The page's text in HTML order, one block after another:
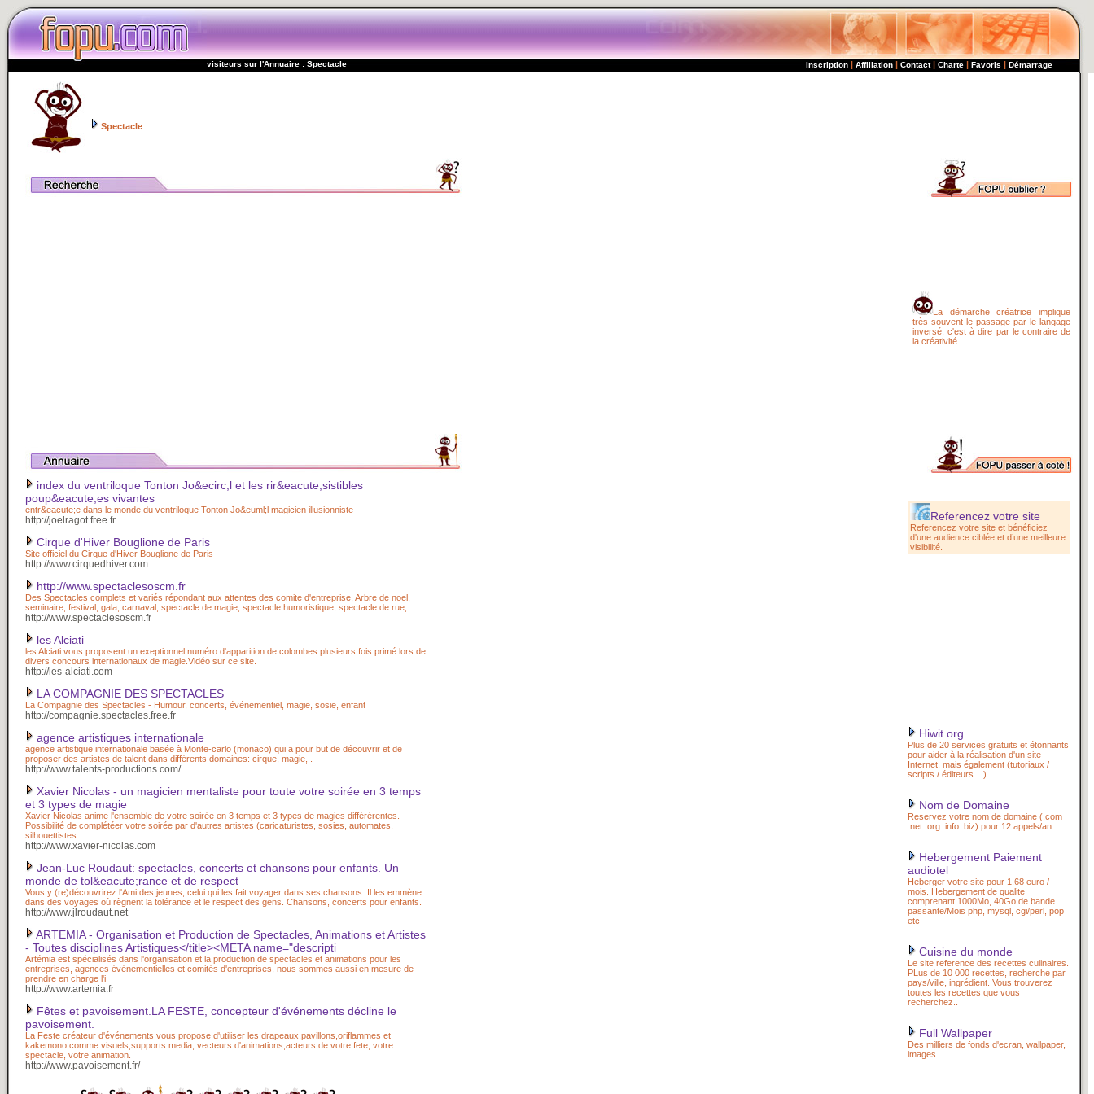
visiteurs sur l'Annuaire : Spectacle Inscription | Affiliation | Contact | Charte | Favoris | Démarrage
Spectacle
La démarche créatrice implique
très souvent le passage par le langage
inversé, c'est à dire par le contraire de
la créativité
index du ventriloque Tonton Jo&ecirc;l et les rir&eacute;sistibles
poup&eacute;es vivantes
entr&eacute;e dans le monde du ventriloque Tonton Jo&euml;l magicien illusionniste
http://joelragot.free.fr
Cirque d'Hiver Bouglione de Paris
Site officiel du Cirque d'Hiver Bouglione de Paris
http://www.cirquedhiver.com
http://www.spectaclesoscm.fr
Des Spectacles complets et variés répondant aux attentes des comite d'entreprise, Arbre de noel,
seminaire, festival, gala, carnaval, spectacle de magie, spectacle humoristique, spectacle de rue,
http://www.spectaclesoscm.fr
les Alciati
les Alciati vous proposent un exeptionnel numéro d'apparition de colombes plusieurs fois primé lors de
divers concours internationaux de magie.Vidéo sur ce site.
http://les-alciati.com
LA COMPAGNIE DES SPECTACLES
La Compagnie des Spectacles - Humour, concerts, événementiel, magie, sosie, enfant
http://compagnie.spectacles.free.fr
agence artistiques internationale
agence artistique internationale basée à Monte-carlo (monaco) qui a pour but de découvrir et de
proposer des artistes de talent dans différents domaines: cirque, magie, .
http://www.talents-productions.com/
Xavier Nicolas - un magicien mentaliste pour toute votre soirée en 3 temps
et 3 types de magie
Xavier Nicolas anime l'ensemble de votre soirée en 3 temps et 3 types de magies différérentes.
Possibilité de complétéer votre soirée par d'autres artistes (caricaturistes, sosies, automates,
silhouettistes
http://www.xavier-nicolas.com
Jean-Luc Roudaut: spectacles, concerts et chansons pour enfants. Un
monde de tol&eacute;rance et de respect
Vous y (re)découvrirez l'Ami des jeunes, celui qui les fait voyager dans ses chansons. Il les emmène
dans des voyages où règnent la tolérance et le respect des gens. Chansons, concerts pour enfants.
http://www.jlroudaut.net
ARTEMIA - Organisation et Production de Spectacles, Animations et Artistes
- Toutes disciplines Artistiques</title><META name="descripti
Artémia est spécialisés dans l'organisation et la production de spectacles et animations pour les
entreprises, agences événementielles et comités d'entreprises, nous sommes aussi en mesure de
prendre en charge l'i
http://www.artemia.fr
Fêtes et pavoisement.LA FESTE, concepteur d'événements décline le
pavoisement.
La Feste créateur d'événements vous propose d'utiliser les drapeaux,pavillons,oriflammes et
kakemono comme visuels,supports media, vecteurs d'animations,acteurs de votre fete, votre
spectacle, votre animation.
http://www.pavoisement.fr/
Referencez votre site
Referencez votre site et bénéficiez
d'une audience ciblée et d’une meilleure
visibilité.
Hiwit.org
Plus de 20 services gratuits et étonnants
pour aider à la réalisation d'un site
Internet, mais également (tutoriaux /
scripts / éditeurs ...)
Nom de Domaine
Reservez votre nom de domaine (.com
.net .org .info .biz) pour 12 appels/an
Hebergement Paiement
audiotel
Heberger votre site pour 1.68 euro /
mois. Hebergement de qualite
comprenant 1000Mo, 40Go de bande
passante/Mois php, mysql, cgi/perl, pop
etc
Cuisine du monde
Le site reference des recettes culinaires.
PLus de 10 000 recettes, recherche par
pays/ville, ingrédient. Vous trouverez
toutes les recettes que vous
recherchez..
Full Wallpaper
Des milliers de fonds d'ecran, wallpaper,
images